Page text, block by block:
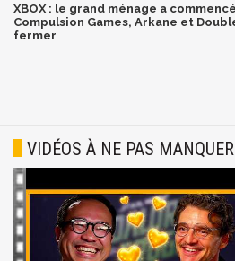
XBOX : le grand ménage a
Compulsion Games, Arkane et
fermer
VIDÉOS À NE PAS MANQUER